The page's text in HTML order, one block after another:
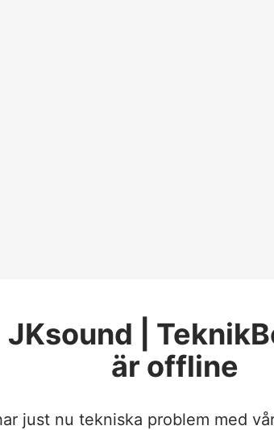
JKsound |
är offline
just nu tekniska problem med